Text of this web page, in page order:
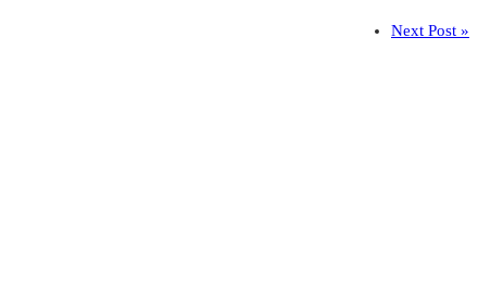
Next Post »